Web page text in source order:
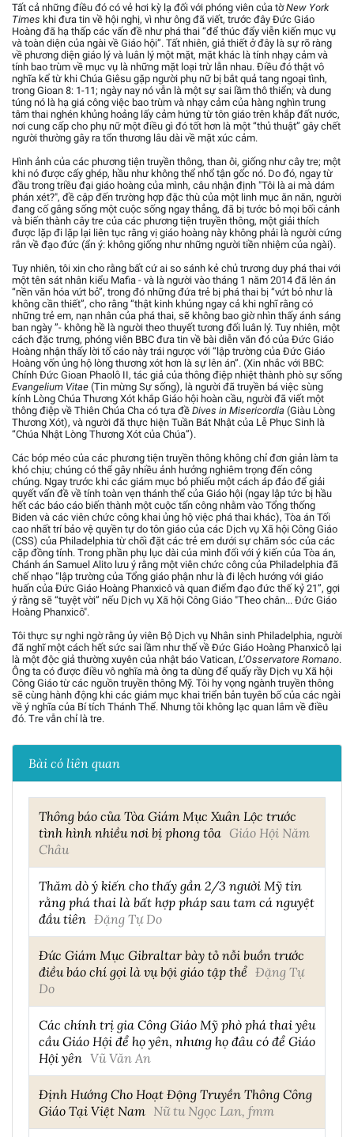
Tất cả những điều đó có vẻ hơi kỳ lạ đối với phóng viên của tờNew York
Times khi đưa tin về hội nghị, vì như ông đã viết, trước đây Đức Giáo
Hoàng đã hạ thấp các vấn đề như phá thai “để thúc đẩy viễn kiến mục vụ
và toàn diện của ngài về Giáo hội”. Tất nhiên, giả thiết ở đây là sự rõ ràng
về phương diện giáo lý và luân lý một mặt, mặt khác là tính nhạy cảm và
tính bao trùm về mục vụ là những mặt loại trừ lẫn nhau. Điều đó thật vô
nghĩa kể từ khi Chúa Giêsu gặp người phụ nữ bị bắt quả tang ngoại tình,
trong Gioan 8: 1-11; ngày nay nó vẫn là một sự sai lầm thô thiển; và dung
túng nó là hạ giá công việc bao trùm và nhạy cảm của hàng nghìn trung
tâm thai nghén khủng hoảng lấy cảm hứng từ tôn giáo trên khắp đất nước,
nơi cung cấp cho phụ nữ một điều gì đó tốt hơn là một “thủ thuật” gây chết
người thường gây ra tổn thương lâu dài về mặt xúc cảm.
Hình ảnh của các phương tiện truyền thông, than ôi, giống như cây tre; một
khi nó được cấy ghép, hầu như không thể nhổ tận gốc nó. Do đó, ngay từ
đầu trong triều đại giáo hoàng của mình, câu nhận định "Tôi là ai mà dám
phán xét?", đề cập đến trường hợp đặc thù của một linh mục ăn năn, người
đang cố gắng sống một cuộc sống ngay thẳng, đã bị tước bỏ mọi bối cảnh
và biến thành cây tre của các phương tiện truyền thông, một giải thích
được lặp đi lặp lại liên tục rằng vị giáo hoàng này không phải là người cứng
rắn về đạo đức (ẩn ý: không giống như những người tiền nhiệm của ngài).
Tuy nhiên, tôi xin cho rằng bất cứ ai so sánh kẻ chủ trương duy phá thai với
một tên sát nhân kiểu Mafia - và là người vào tháng 1 năm 2014 đã lên án
“nền văn hóa vứt bỏ”, trong đó những đứa trẻ bị phá thai bị “vứt bỏ như là
không cần thiết”, cho rằng “thật kinh khủng ngay cả khi nghĩ rằng có
những trẻ em, nạn nhân của phá thai, sẽ không bao giờ nhìn thấy ánh sáng
ban ngày ”- không hề là người theo thuyết tương đối luân lý. Tuy nhiên, một
cách đặc trưng, phóng viên BBC đưa tin về bài diễn văn đó của Đức Giáo
Hoàng nhận thấy lời tố cáo này trái ngược với “lập trường của Đức Giáo
Hoàng vốn ủng hộ lòng thương xót hơn là sự lên án”. (Xin nhắc với BBC:
Chính Đức Gioan Phaolô II, tác giả của thông điệp nhiệt thành phò sự sống
Evangelium Vitae (Tin mừng Sự sống), là người đã truyền bá việc sùng
kính Lòng Chúa Thương Xót khắp Giáo hội hoàn cầu, người đã viết một
thông điệp về Thiên Chúa Cha có tựa đề Dives in Misericordia (Giàu Lòng
Thương Xót), và người đã thực hiện Tuần Bát Nhật của Lễ Phục Sinh là
“Chúa Nhật Lòng Thương Xót của Chúa”).
Các bóp méo của các phương tiện truyền thông không chỉ đơn giản làm ta
khó chịu; chúng có thể gây nhiều ảnh hưởng nghiêm trọng đến công
chúng. Ngay trước khi các giám mục bỏ phiếu một cách áp đảo để giải
quyết vấn đề về tính toàn vẹn thánh thể của Giáo hội (ngay lập tức bị hầu
hết các báo cáo biến thành một cuộc tấn công nhằm vào Tổng thống
Biden và các viên chức công khai ủng hộ việc phá thai khác), Tòa án Tối
cao nhất trí bảo vệ quyền tự do tôn giáo của các Dịch vụ Xã hội Công Giáo
(CSS) của Philadelphia từ chối đặt các trẻ em dưới sự chăm sóc của các
cặp đồng tính. Trong phần phụ lục dài của mình đối với ý kiến của Tòa án,
Chánh án Samuel Alito lưu ý rằng một viên chức công của Philadelphia đã
chế nhạo “lập trường của Tổng giáo phận như là đi lệch hướng với giáo
huấn của Đức Giáo Hoàng Phanxicô và quan điểm đạo đức thế kỷ 21”, gợi
ý rằng sẽ “tuyệt vời” nếu Dịch vụ Xã hội Công Giáo "Theo chân... Đức Giáo
Hoàng Phanxicô".
Tôi thực sự nghi ngờ rằng ủy viên Bộ Dịch vụ Nhân sinh Philadelphia, người
đã nghĩ một cách hết sức sai lầm như thế về Đức Giáo Hoàng Phanxicô lại
là một độc giả thường xuyên của nhật báo Vatican, L’Osservatore Romano.
Ông ta có được điều vô nghĩa mà ông ta dùng để quấy rầy Dịch vụ Xã hội
Công Giáo từ các nguồn truyền thông Mỹ. Tôi hy vọng ngành truyền thông
sẽ cùng hành động khi các giám mục khai triển bản tuyên bố của các ngài
về ý nghĩa của Bí tích Thánh Thể. Nhưng tôi không lạc quan lắm về điều
đó. Tre vẫn chỉ là tre.
Bài có liên quan
Thông báo của Tòa Giám Mục Xuân Lộc trước
tình hình nhiều nơi bị phong tỏa Giáo Hội Năm
Châu
Thăm dò ý kiến cho thấy gần 2/3 người Mỹ tin
rằng phá thai là bất hợp pháp sau tam cá nguyệt
đầu tiên Đặng Tự Do
Đức Giám Mục Gibraltar bày tỏ nỗi buồn trước
điều báo chí gọi là vụ bội giáo tập thể Đặng Tự
Do
Các chính trị gia Công Giáo Mỹ phò phá thai yêu
cầu Giáo Hội để họ yên, nhưng họ đâu có để Giáo
Hội yên Vũ Văn An
Định Hướng Cho Hoạt Động Truyền Thông Công
Giáo Tại Việt Nam Nữ tu Ngọc Lan, fmm